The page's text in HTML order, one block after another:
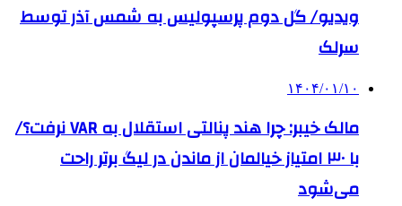
ویدیو/ گل دوم پرسپولیس به شمس آذر توسط
سرلک
۱۴۰۴/۰۱/۱۰
مالک خیبر: چرا هند پنالتی استقلال به VAR نرفت؟/
با ۳۰ امتیاز خیالمان از ماندن در لیگ برتر راحت
می‌شود